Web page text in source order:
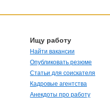
Ищу работу
Найти вакансии
Опубликовать резюме
Статьи для соискателя
Кадровые агентства
Анекдоты про работу